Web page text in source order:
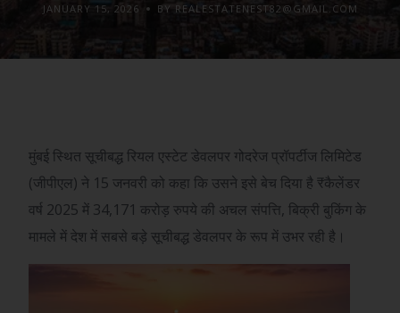
JANUARY 15, 2026 BY REALESTATENEST82@GMAIL.COM
मुंबई स्थित सूचीबद्ध रियल एस्टेट डेवलपर गोदरेज प्रॉपर्टीज लिमिटेड
(जीपीएल) ने 15 जनवरी को कहा कि उसने इसे बेच दिया है₹कैलेंडर
वर्ष 2025 में 34,171 करोड़ रुपये की अचल संपत्ति, बिक्री बुकिंग के
मामले में देश में सबसे बड़े सूचीबद्ध डेवलपर के रूप में उभर रही है।